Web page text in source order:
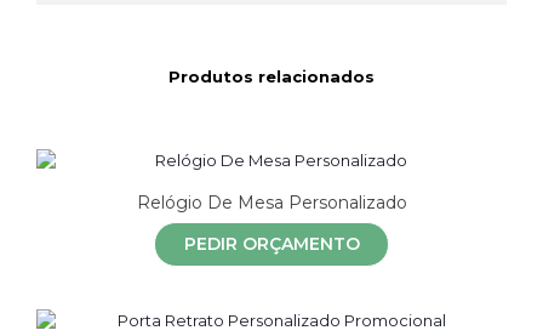
Produtos relacionados
Relógio De Mesa Personalizado
PEDIR ORÇAMENTO